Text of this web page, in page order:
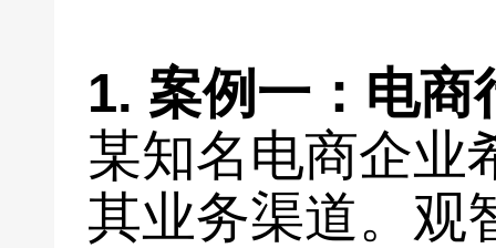
1. 案例一：电商
某知名电商企业
其业务渠道。观